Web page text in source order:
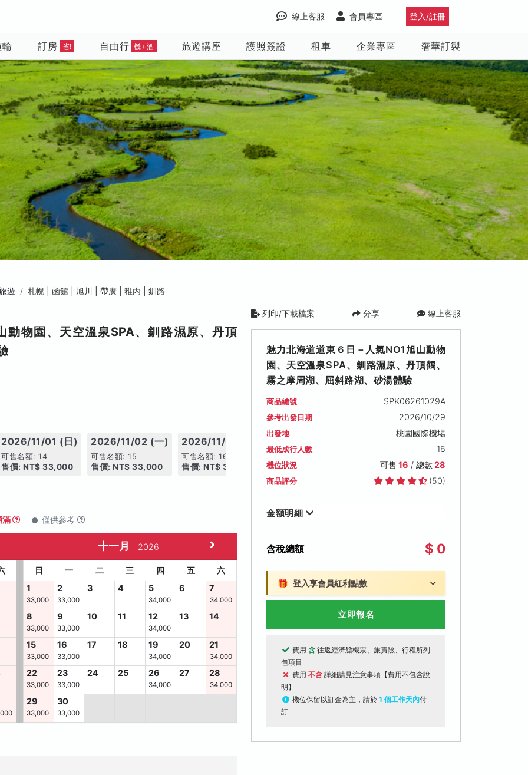
登入/註冊
會員專區
線上客服
訂房 省! 自由行 機+酒 旅遊講座 護照簽證 租車 企業專區 奢華訂製
遊 札幌 | 函館 | 旭川 | 帶廣 | 稚內 | 釧路
動物園、天空溫泉SPA、釧路濕原、丹頂
2026/11/01 (日)
可售名額: 14
售價: NT$ 33,000
2026/11/02 (一)
可售名額: 15
售價: NT$ 33,000
2026/11/05 (四)
可售名額: 16
售價: NT$ 34,000 售價: NT$ 34,000 售價: NT$ 33,000
滿 僅供參考
十一月 2026
日 一 二 三 四 五
六
1
33,000
2
33,000
3 4 5
34,000
6 7
34,000
8
33,000
9
33,000
10 11 12
34,000
13 14
15
33,000
16
33,000
17 18 19
34,000
20 21
34,000
22
33,000
23
33,000
24 25 26
34,000
27 28
34,000
29
33,000
30
33,000
列印/下載檔案 分享 線上客服
魅力北海道道東６日－人氣NO1旭山動物
園、天空溫泉SPA、釧路濕原、丹頂鶴、
霧之摩周湖、屈斜路湖、砂湯體驗
商品編號 SPK06261029A
參考出發日期 2026/10/29
出發地 桃園國際機場
最低成行人數 16
機位狀況 可售 16 / 總數28
商品評分 (50)
金額明細
含稅總額 $ 0
🎁 登入享會員紅利點數
立即報名
費用 含 往返經濟艙機票、旅責險、行程所列
包項目
費用 不含 詳細請見注意事項【費用不包含說
明】
機位保留以訂金為主，請於 1 個工作天內付
訂